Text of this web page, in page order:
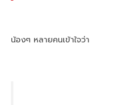
น้องๆ หลายคนเข้าใจว่า